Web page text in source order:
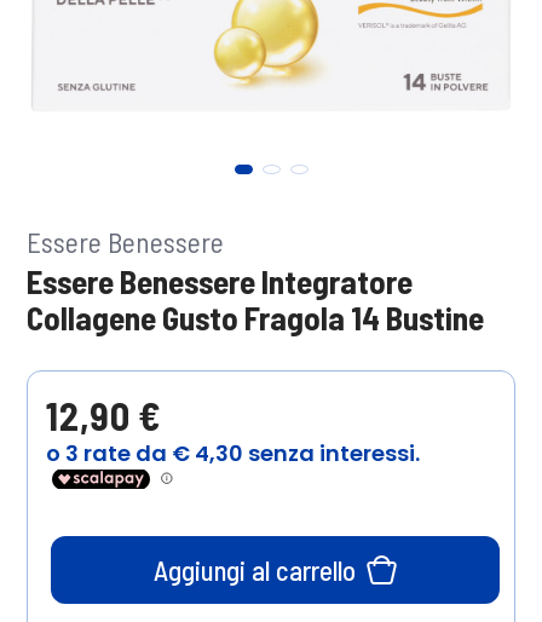
Essere Benessere
Essere Benessere Integratore
Collagene Gusto Fragola 14 Bustine
12,90 €
Aggiungi al carrello